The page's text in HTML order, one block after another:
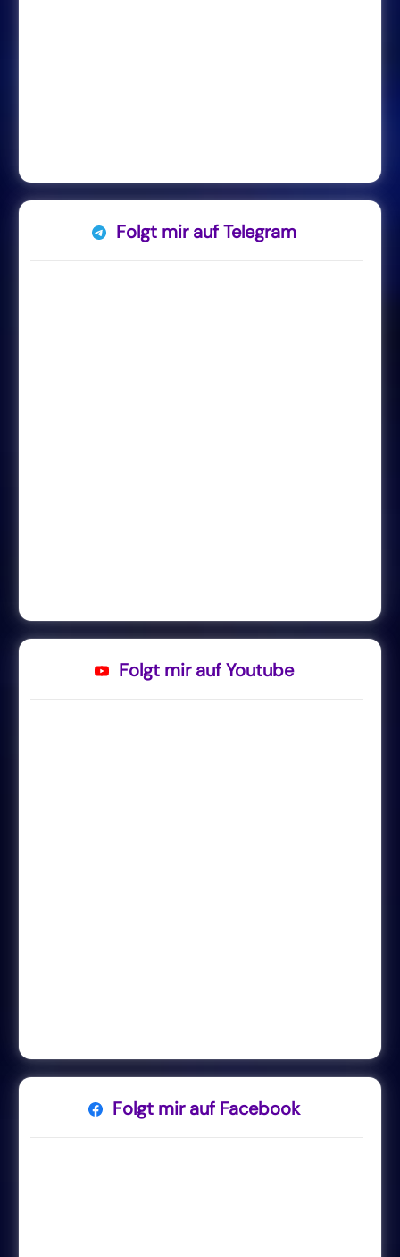
Folgt mir auf Telegram
Folgt mir auf Youtube
Folgt mir auf Facebook